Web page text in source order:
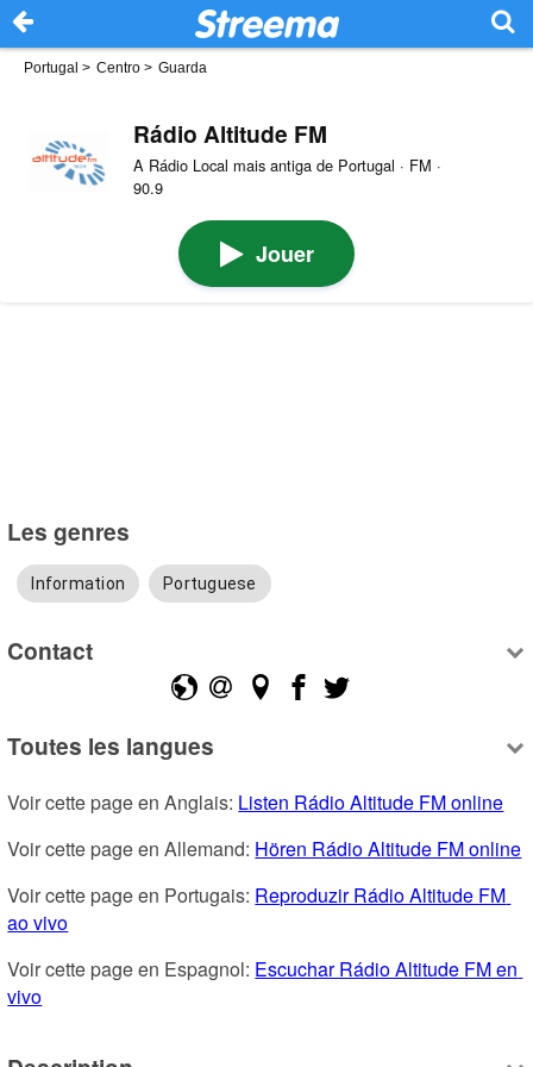
Portugal > Centro > Guarda
Rádio Altitude FM
A Rádio Local mais antiga de Portugal · FM ·
90.9
Jouer
Les genres
Information Portuguese
Contact
Toutes les langues
Voir cette page en Anglais: Listen Rádio Altitude FM online
Voir cette page en Allemand: Hören Rádio Altitude FM online
Voir cette page en Portugais: Reproduzir Rádio Altitude FM
ao vivo
Voir cette page en Espagnol: Escuchar Rádio Altitude FM en
vivo